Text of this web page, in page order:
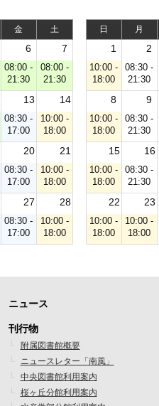
金 土
6 7
08:00 -
21:30
08:00 -
21:30
13 14
08:30 -
17:00
10:00 -
18:00
20 21
08:30 -
17:00
10:00 -
18:00
27 28
08:30 -
17:00
10:00 -
18:00
日 月
1 2
10:00 -
18:00
08:30 -
21:30
8 9
10:00 -
18:00
08:30 -
21:30
15 16
10:00 -
18:00
08:30 -
21:30
22 23
10:00 -
18:00
10:00 -
18:00
フ
ッ
タ
ー
ニュース
刊行物
附属図書館概要
ニュースレター「南風」
中央図書館利用案内
桜ヶ丘分館利用案内